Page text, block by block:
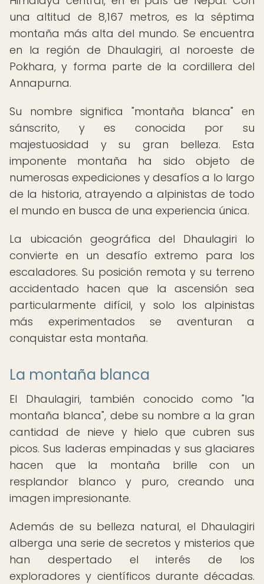
una altitud de 8,167 metros, es la séptima
montaña más alta del mundo. Se encuentra
en la región de Dhaulagiri, al noroeste de
Pokhara, y forma parte de la cordillera del
Annapurna.
Su nombre significa "montaña blanca" en
sánscrito, y es conocida por su
majestuosidad y su gran belleza. Esta
imponente montaña ha sido objeto de
numerosas expediciones y desafíos a lo largo
de la historia, atrayendo a alpinistas de todo
el mundo en busca de una experiencia única.
La ubicación geográfica del Dhaulagiri lo
convierte en un desafío extremo para los
escaladores. Su posición remota y su terreno
accidentado hacen que la ascensión sea
particularmente difícil, y solo los alpinistas
más experimentados se aventuran a
conquistar esta montaña.
La montaña blanca
El Dhaulagiri, también conocido como "la
montaña blanca", debe su nombre a la gran
cantidad de nieve y hielo que cubren sus
picos. Sus laderas empinadas y sus glaciares
hacen que la montaña brille con un
resplandor blanco y puro, creando una
imagen impresionante.
Además de su belleza natural, el Dhaulagiri
alberga una serie de secretos y misterios que
han despertado el interés de los
exploradores y científicos durante décadas.